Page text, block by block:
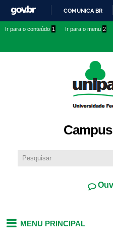
conteúdo
COMUNICA BR
Ir para o conteúdo 1 Ir para o menu 2
MENU PRINCIPAL